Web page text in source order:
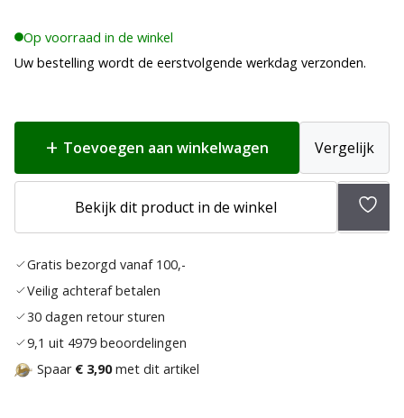
Op voorraad in de winkel
Uw bestelling wordt de eerstvolgende werkdag verzonden.
Toevoegen aan winkelwagen Vergelijk
Bekijk dit product in de winkel
Gratis bezorgd vanaf 100,-
Veilig achteraf betalen
30 dagen retour sturen
9,1 uit 4979 beoordelingen
Spaar € 3,90met dit artikel